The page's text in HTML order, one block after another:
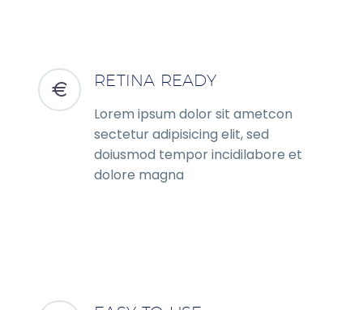
RETINA READY
Lorem ipsum dolor sit ametcon
sectetur adipisicing elit, sed
doiusmod tempor incidilabore et
dolore magna